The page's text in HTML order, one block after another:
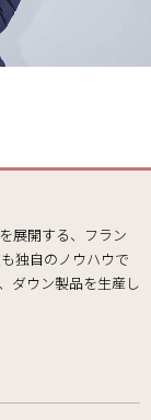
展開する、フラン
独自のノウハウで
ダウン製品を生産し